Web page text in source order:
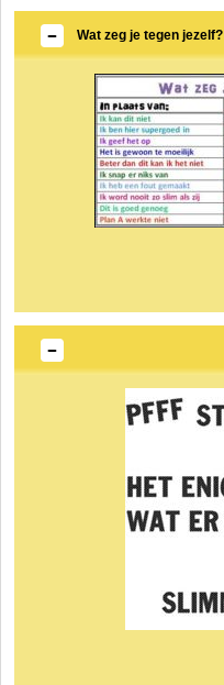
Wat zeg je tegen jezelf?